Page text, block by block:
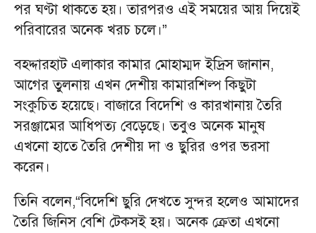
পর ঘণ্টা থাকতে হয়। তারপরও এই সময়ের আয় দিয়েই
পরিবারের অনেক খরচ চলে।”
বহদ্দারহাট এলাকার কামার মোহাম্মদ ইদ্রিস জানান,
আগের তুলনায় এখন দেশীয় কামারশিল্প কিছুটা
সংকুচিত হয়েছে। বাজারে বিদেশি ও কারখানায় তৈরি
সরঞ্জামের আধিপত্য বেড়েছে। তবুও অনেক মানুষ
এখনো হাতে তৈরি দেশীয় দা ও ছুরির ওপর ভরসা
করেন।
তিনি বলেন,“বিদেশি ছুরি দেখতে সুন্দর হলেও আমাদের
তৈরি জিনিস বেশি টেকসই হয়। অনেক ক্রেতা এখনো